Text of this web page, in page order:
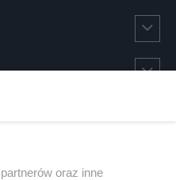
oraz inne